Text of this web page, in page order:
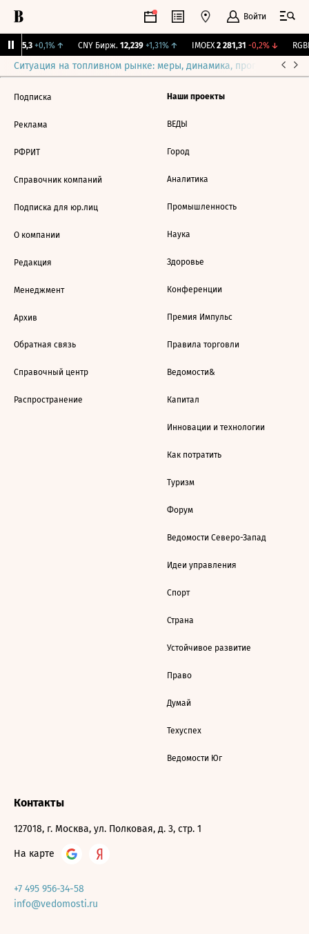
Войти
115,3 +0,1%↑ CNY Бирж. 12,239 +1,31%↑ IMOEX 2 281,31 -0,2%↓
Ситуация на топливном рынке: меры, динамика, прогнозы
Подписка
Реклама
РФРИТ
Справочник компаний
Подписка для юр.лиц
О компании
Редакция
Менеджмент
Архив
Обратная связь
Справочный центр
Распространение
Наши проекты
ВЕДЫ
Город
Аналитика
Промышленность
Наука
Здоровье
Конференции
Премия Импульс
Правила торговли
Ведомости&
Капитал
Инновации и технологии
Как потратить
Туризм
Форум
Ведомости Северо-Запад
Идеи управления
Спорт
Страна
Устойчивое развитие
Право
Думай
Техуспех
Ведомости Юг
Контакты
127018, г. Москва, ул. Полковая, д. 3, стр. 1
На карте
+7 495 956-34-58
info@vedomosti.ru